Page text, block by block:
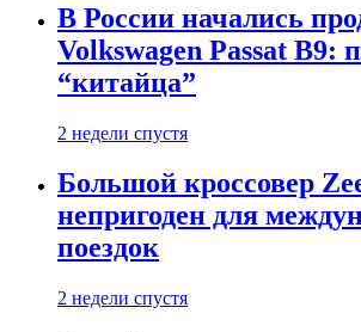
В России начались
Volkswagen Passat B9:
“китайца”
2 недели спустя
Большой кроссовер
непригоден для
поездок
2 недели спустя